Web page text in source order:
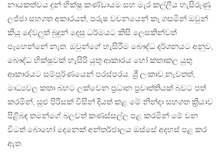
නායකත්වය දුන් භික්ෂු කණ්ඩායම සහ මැර කල්ලිය හැසිරුණු
ලජ්ජා සහගත අකාරයත්, පරුෂ වචනයෙන් කෑ ගසමින් ඔවුන්
කියූ දේවලුත් බුදුන් දෙසු ධර්මයට කිසි ලෙසකින්වත්
පෑහෙන්නේ නැත. ඔවුන්ගේ හැසිරීම බෞද්ධ දර්ශනයට අනුව,
බෞද්ධ භික්ෂුවක් හැසිරි යුතු ආකාරය හෝ කතාකල යුතු
ආකාරයට සම්පූර්ණයෙන් පරස්පරය. ශ්‍රී ලංකාව නැවතත්,
මාධ්‍යවල කතා බහට ලක්වෙන ප්‍රධාන ප්‍රවෘත්තියක් බවට පත්
කරමින්, සුළු පිරිසක් විසින් දියත් කළ මේ නින්දා සහගත ක්‍රියාව
පිළිබඳ තමන්ගේ බලවත් කණස්සල්ල පළ කරමින් මේ වන
විටත් බොහෝ දෙනෙක් අන්තර්ජාලය ඔස්සේ අදහස් පළ කර
ඇත.